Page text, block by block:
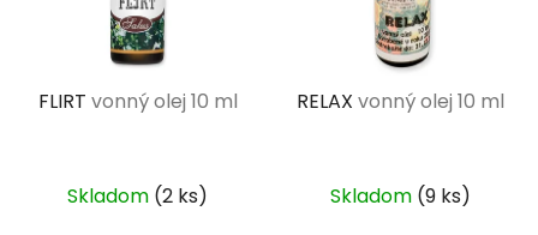
FLIRT vonný olej 10 ml
Skladom (2 ks)
RELAX vonný olej 10 ml
Skladom (9 ks)